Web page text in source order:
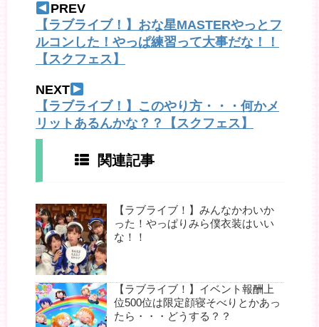
PREV
【ラブライブ！】おな星MASTERやっとフ
ルコンした！やっぱ練習って大事だな！！
【スクフェス】
NEXT
【ラブライブ！】このやり方・・・何かメ
リットあるんかな？？【スクフェス】
関連記事
【ラブライブ！】みんなかわいか
った！やっぱりみら僕衣装はいい
な！！
【ラブライブ！】イベント報酬上
位500位は限定顔寝そべりとかあっ
たら・・・どうする？？